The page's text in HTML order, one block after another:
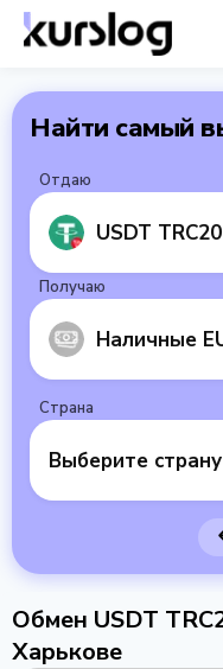
Найти самый
Отдаю
USDT TRC20
Получаю
Наличные
Страна
Выберите страну
Обмен USDT
Харькове